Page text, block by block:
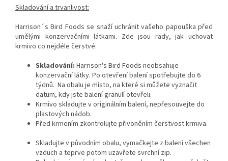
Skladování a trvanlivost:
Harrison´s Bird Foods se snaží uchránit vašeho papouška před
umělými konzervačními látkami. Zde jsou rady, jak uchovat
krmivo co nejdéle čerstvé:
Skladování: Harrison's Bird Foods neobsahuje
konzervační látky. Po otevření balení spotřebujte do 6
týdnů. Na obalu je místo, na které si můžete vyznačit
datum, kdy jste balení granulí otevřeli.
Krmivo skladujte v originálním balení, nepřesouvejte do
plastových nádob.
Před krmením zkontrolujte přivoněním čerstvost krmiva.
Skladujte v původním obalu, vymačkejte z balení všechen
vzduch a teprve potom uzavřete svrchní zip.